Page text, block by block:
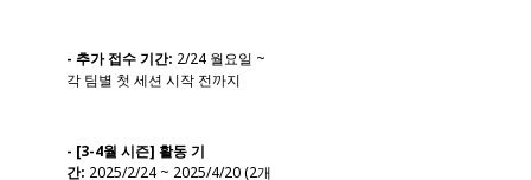
- 추가 접수 기간: 2/24 월요일 ~ 
각 팀별 첫 세션 시작 전까지
- [3-4월 시즌] 활동 기
간: 2025/2/24 ~ 2025/4/20 (2개